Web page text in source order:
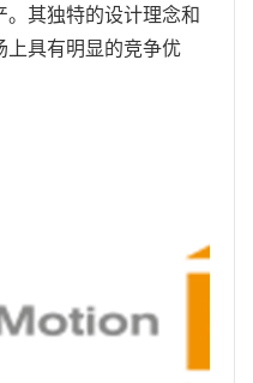
其独特的设计理念和
上具有明显的竞争优